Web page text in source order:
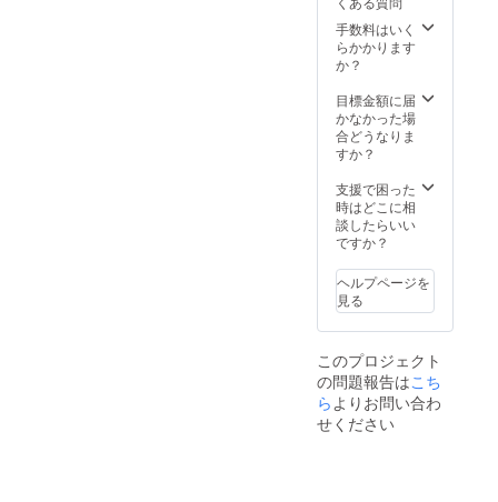
糖類、
酒精 ア
レル
ギー表
なし 業
務資格:
惣菜製
造業 03
保 第2-
3086号
また、
感謝の
も添え
させて
いただ
きま
手数料はいく
らかかります
か？
目標金額に届
かなかった場
合どうなりま
すか？
支援で困った
時はどこに相
談したらいい
ですか？
ヘルプページを
見る
このプロジェクト
の問題報告はこち
ら よりお問い合わ
せください